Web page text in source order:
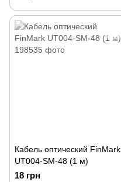
Кабель оптический FinMark
UT004-SM-48 (1 м)
18 грн